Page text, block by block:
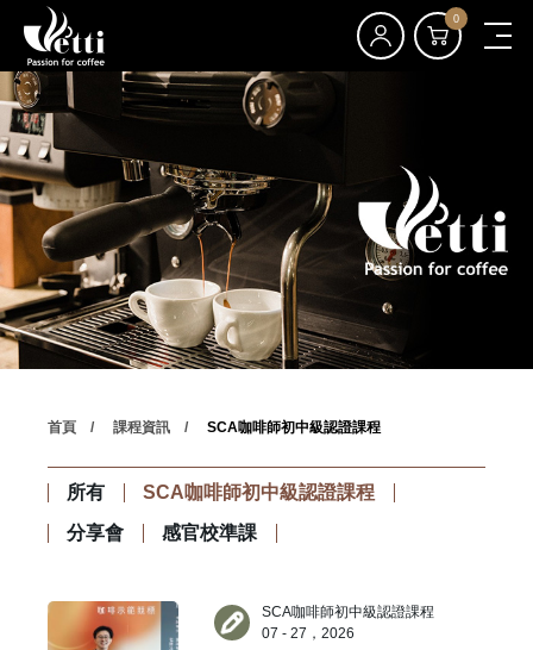
0
首頁 課程資訊 SCA咖啡師初中級認證課程
所有
SCA咖啡師初中級認證課程
分享會
感官校準課
SCA咖啡師初中級認證課程
07 - 27，2026